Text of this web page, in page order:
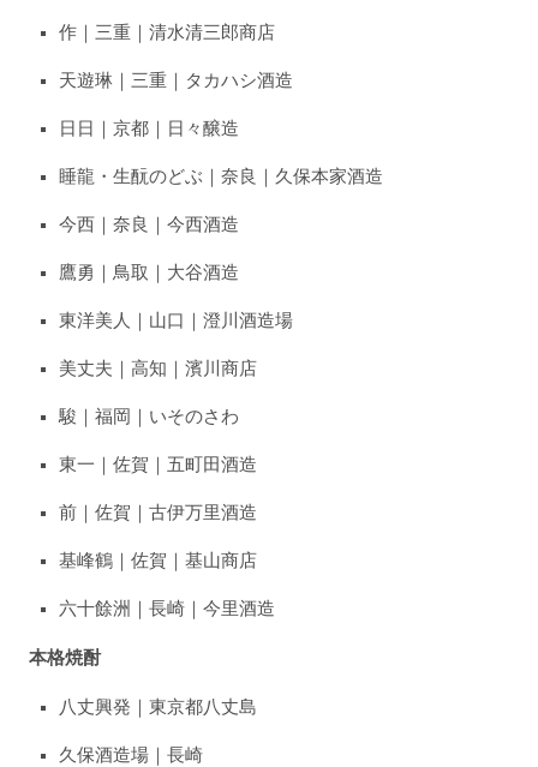
作｜三重｜清水清三郎商店
天遊琳｜三重｜タカハシ酒造
日日｜京都｜日々醸造
睡龍・生酛のどぶ｜奈良｜久保本家酒造
今西｜奈良｜今西酒造
鷹勇｜鳥取｜大谷酒造
東洋美人｜山口｜澄川酒造場
美丈夫｜高知｜濱川商店
駿｜福岡｜いそのさわ
東一｜佐賀｜五町田酒造
前｜佐賀｜古伊万里酒造
基峰鶴｜佐賀｜基山商店
六十餘洲｜長崎｜今里酒造
本格焼酎
八丈興発｜東京都八丈島
久保酒造場｜長崎